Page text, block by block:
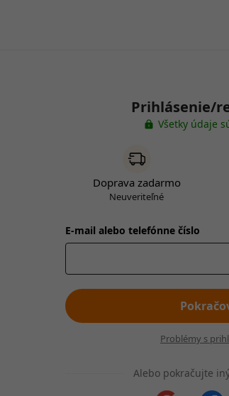
Prihlásenie/
Všetky údaje
Doprava zadarmo
Neuveriteľné
E-mail alebo telefónne číslo
Problémy s
Alebo pokračujte